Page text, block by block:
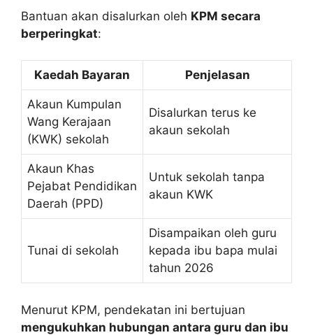
Bantuan akan disalurkan oleh KPM secara
berperingkat:
Kaedah Bayaran Penjelasan
Akaun Kumpulan
Wang Kerajaan
(KWK) sekolah
Disalurkan terus ke
akaun sekolah
Akaun Khas
Pejabat Pendidikan
Daerah (PPD)
Untuk sekolah tanpa
akaun KWK
Tunai di sekolah
Disampaikan oleh guru
kepada ibu bapa mulai
tahun 2026
Menurut KPM, pendekatan ini bertujuan
mengukuhkan hubungan antara guru dan ibu